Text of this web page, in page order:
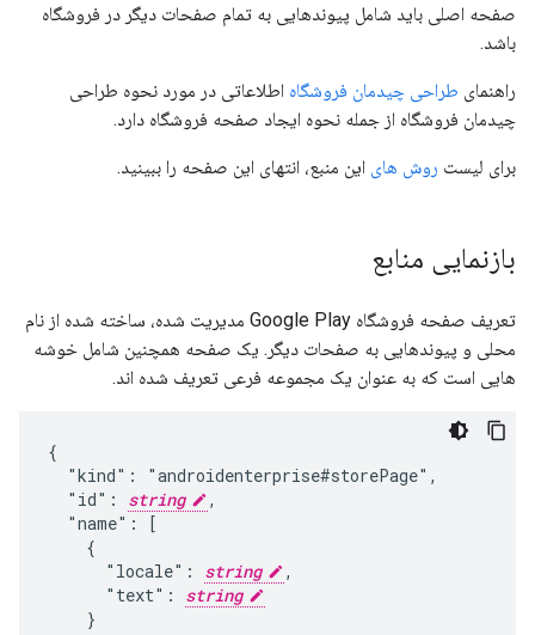
صفحه اصلی باید شامل پیوندهایی به تمام صفحات دیگر در فروشگاه
باشد.
راهنمای طراحی چیدمان فروشگاه اطلاعاتی در مورد نحوه طراحی
چیدمان فروشگاه از جمله نحوه ایجاد صفحه فروشگاه دارد.
برای لیست روش های این منبع، انتهای این صفحه را ببینید.
بازنمایی منابع
تعریف صفحه فروشگاه Google Play مدیریت شده، ساخته شده از نام
محلی و پیوندهایی به صفحات دیگر. یک صفحه همچنین شامل خوشه
هایی است که به عنوان یک مجموعه فرعی تعریف شده اند.
{
  "kind": "androidenterprise#storePage",
  "id":
string
,
  "name": [
    {
      "locale":
string
,
      "text":
string
    }